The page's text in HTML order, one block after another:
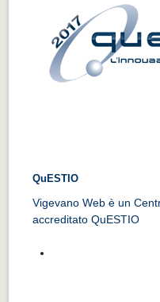
QuESTIO
Vigevano Web è un
accreditato QuESTIO